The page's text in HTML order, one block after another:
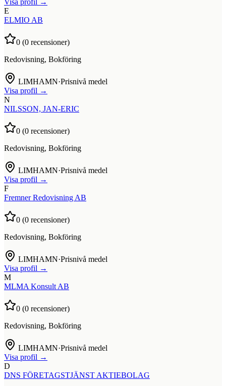
E
ELMIO AB
0 (0 recensioner)
Redovisning, Bokföring
LIMHAMN·Prisnivå medel
Visa profil →
N
NILSSON, JAN-ERIC
0 (0 recensioner)
Redovisning, Bokföring
LIMHAMN·Prisnivå medel
Visa profil →
F
Fremner Redovisning AB
0 (0 recensioner)
Redovisning, Bokföring
LIMHAMN·Prisnivå medel
Visa profil →
M
MLMA Konsult AB
0 (0 recensioner)
Redovisning, Bokföring
LIMHAMN·Prisnivå medel
Visa profil →
D
DNS FÖRETAGSTJÄNST AKTIEBOLAG